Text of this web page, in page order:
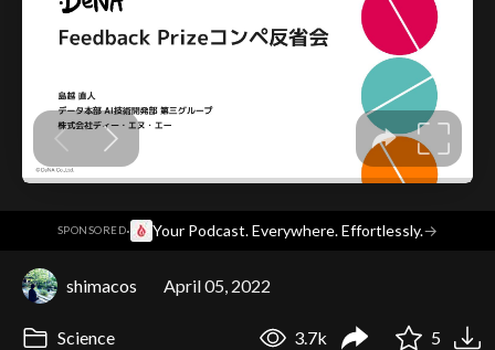
SPONSORED· Your Podcast. Everywhere. Effortlessly.→
shimacos April 05, 2022
Science 3.7k 5